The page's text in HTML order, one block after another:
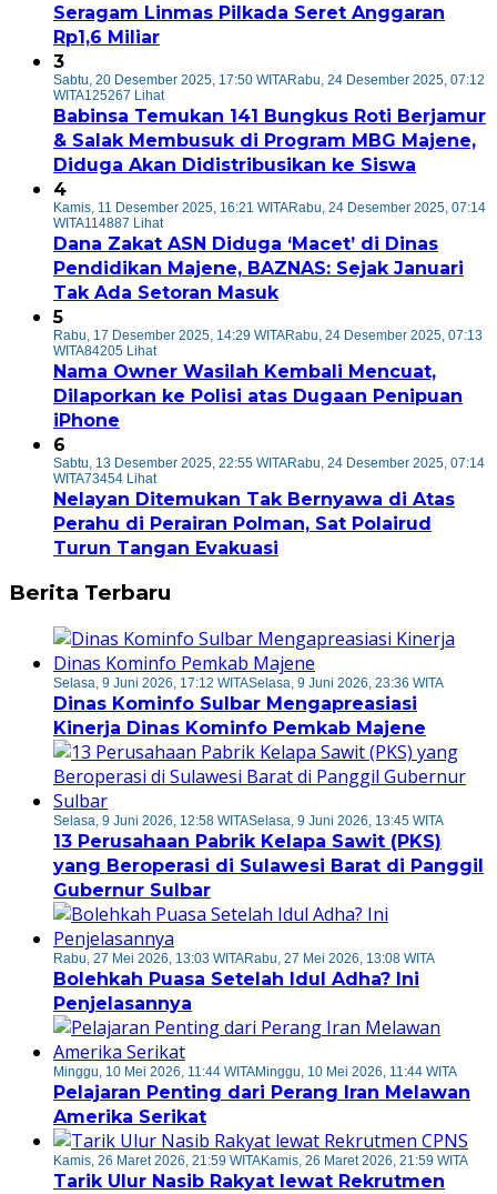
Seragam Linmas Pilkada Seret Anggaran
Rp1,6 Miliar
3
Sabtu, 20 Desember 2025, 17:50 WITARabu, 24 Desember 2025, 07:12
WITA125267 Lihat
Babinsa Temukan 141 Bungkus Roti Berjamur
& Salak Membusuk di Program MBG Majene,
Diduga Akan Didistribusikan ke Siswa
4
Kamis, 11 Desember 2025, 16:21 WITARabu, 24 Desember 2025, 07:14
WITA114887 Lihat
Dana Zakat ASN Diduga ‘Macet’ di Dinas
Pendidikan Majene, BAZNAS: Sejak Januari
Tak Ada Setoran Masuk
5
Rabu, 17 Desember 2025, 14:29 WITARabu, 24 Desember 2025, 07:13
WITA84205 Lihat
Nama Owner Wasilah Kembali Mencuat,
Dilaporkan ke Polisi atas Dugaan Penipuan
iPhone
6
Sabtu, 13 Desember 2025, 22:55 WITARabu, 24 Desember 2025, 07:14
WITA73454 Lihat
Nelayan Ditemukan Tak Bernyawa di Atas
Perahu di Perairan Polman, Sat Polairud
Turun Tangan Evakuasi
Berita Terbaru
Selasa, 9 Juni 2026, 17:12 WITASelasa, 9 Juni 2026, 23:36 WITA
Dinas Kominfo Sulbar Mengapreasiasi
Kinerja Dinas Kominfo Pemkab Majene
Selasa, 9 Juni 2026, 12:58 WITASelasa, 9 Juni 2026, 13:45 WITA
13 Perusahaan Pabrik Kelapa Sawit (PKS)
yang Beroperasi di Sulawesi Barat di Panggil
Gubernur Sulbar
Rabu, 27 Mei 2026, 13:03 WITARabu, 27 Mei 2026, 13:08 WITA
Bolehkah Puasa Setelah Idul Adha? Ini
Penjelasannya
Minggu, 10 Mei 2026, 11:44 WITAMinggu, 10 Mei 2026, 11:44 WITA
Pelajaran Penting dari Perang Iran Melawan
Amerika Serikat
Kamis, 26 Maret 2026, 21:59 WITAKamis, 26 Maret 2026, 21:59 WITA
Tarik Ulur Nasib Rakyat lewat Rekrutmen